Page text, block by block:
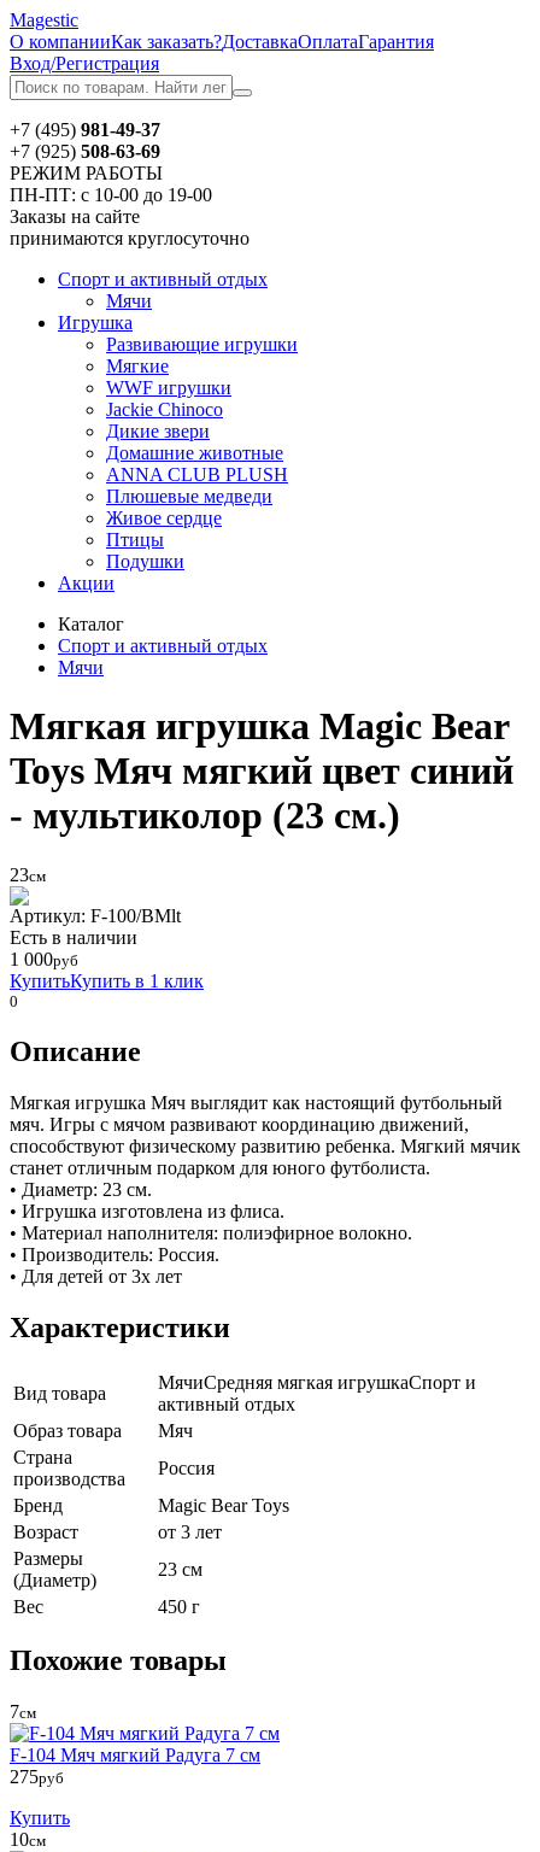
Magestic
О компанииКак заказать?ДоставкаОплатаГарантия
Вход/Регистрация
+7 (495) 981-49-37
+7 (925) 508-63-69
РЕЖИМ РАБОТЫ
ПН-ПТ: с 10-00 до 19-00
Заказы на сайте
принимаются круглосуточно
Спорт и активный отдых
Мячи
Игрушка
Развивающие игрушки
Мягкие
WWF игрушки
Jackie Chinoсo
Дикие звери
Домашние животные
ANNA CLUB PLUSH
Плюшевые медведи
Живое сердце
Птицы
Подушки
Акции
Каталог
Спорт и активный отдых
Мячи
Мягкая игрушка Magic Bear
Toys Мяч мягкий цвет синий
- мультиколор (23 см.)
23см
Артикул: F-100/BMlt
Eсть в наличии
1 000руб
КупитьКупить в 1 клик
0
Описание
Мягкая игрушка Мяч выглядит как настоящий футбольный
мяч. Игры с мячом развивают координацию движений,
способствуют физическому развитию ребенка. Мягкий мячик
станет отличным подарком для юного футболиста.
• Диаметр: 23 см.
• Игрушка изготовлена из флиса.
• Материал наполнителя: полиэфирное волокно.
• Производитель: Россия.
• Для детей от 3х лет
Характеристики
Вид товара
МячиСредняя мягкая игрушкаСпорт и
активный отдых
Образ товара
Мяч
Страна
производства
Россия
Бренд
Magic Bear Toys
Возраст
от 3 лет
Размеры
(Диаметр)
23 см
Вес
450 г
Похожие товары
7см
F-104 Мяч мягкий Радуга 7 см
275руб
Купить
10см